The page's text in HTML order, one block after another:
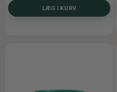
LÆG I KURV